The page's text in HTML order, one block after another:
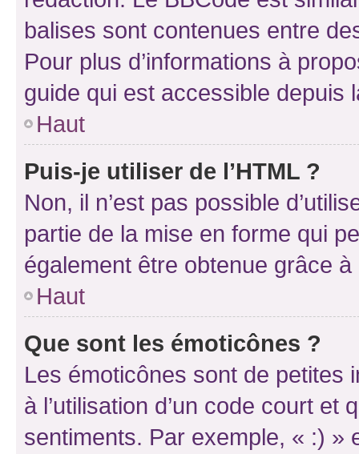
balises sont contenues entre
Pour plus d’informations à
guide qui est accessible depuis
Haut
Puis-je utiliser de l’HTML ?
Non, il n’est pas possible
partie de la mise en forme qui
également être obtenue grâce à
Haut
Que sont les émoticônes ?
Les émoticônes sont de petites
à l’utilisation d’un code court et
sentiments. Par exemple, « :) »